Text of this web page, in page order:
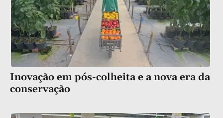
Inovação em pós-colheita e a nova era da
conservação